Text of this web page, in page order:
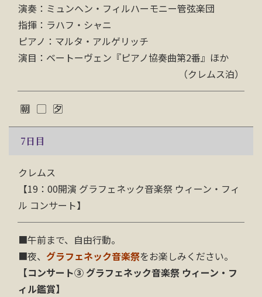
演奏：ミュンヘン・フィルハーモニー管弦楽団
指揮：ラハフ・シャニ
ピアノ：マルタ・アルゲリッチ
演目：ベートーヴェン『ピアノ協奏曲第2番』ほか
（クレムス泊）
7日目
クレムス
【19：00開演 グラフェネック音楽祭 ウィーン・フィ
ル コンサート】
■午前まで、自由行動。
■夜、 グラフェネック音楽祭をお楽しみください。
【コンサート③ グラフェネック音楽祭 ウィーン・フ
ィル鑑賞】